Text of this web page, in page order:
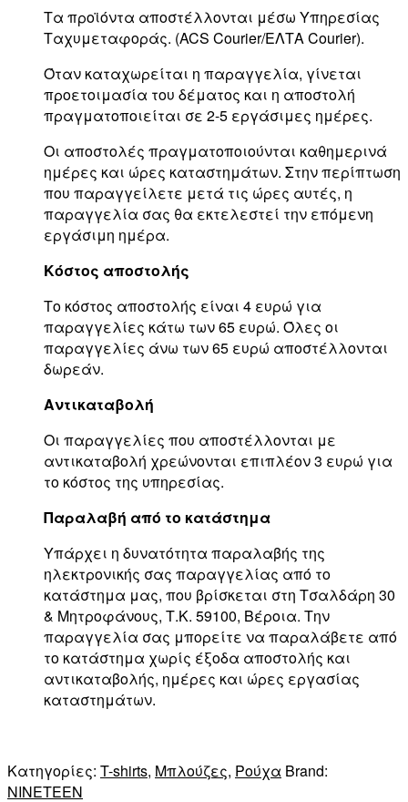
Τα προϊόντα αποστέλλονται μέσω Υπηρεσίας
Ταχυμεταφοράς. (ACS Courier/ΕΛΤΑ Courier).
Όταν καταχωρείται η παραγγελία, γίνεται
προετοιμασία του δέματος και η αποστολή
πραγματοποιείται σε 2-5 εργάσιμες ημέρες.
Οι αποστολές πραγματοποιούνται καθημερινά
ημέρες και ώρες καταστημάτων. Στην περίπτωση
που παραγγείλετε μετά τις ώρες αυτές, η
παραγγελία σας θα εκτελεστεί την επόμενη
εργάσιμη ημέρα.
Κόστος αποστολής
Το κόστος αποστολής είναι 4 ευρώ για
παραγγελίες κάτω των 65 ευρώ. Όλες οι
παραγγελίες άνω των 65 ευρώ αποστέλλονται
δωρεάν.
Αντικαταβολή
Οι παραγγελίες που αποστέλλονται με
αντικαταβολή χρεώνονται επιπλέον 3 ευρώ για
το κόστος της υπηρεσίας.
Παραλαβή από το κατάστημα
Υπάρχει η δυνατότητα παραλαβής της
ηλεκτρονικής σας παραγγελίας από το
κατάστημα μας, που βρίσκεται στη Τσαλδάρη 30
& Μητροφάνους, Τ.Κ. 59100, Βέροια. Την
παραγγελία σας μπορείτε να παραλάβετε από
το κατάστημα χωρίς έξοδα αποστολής και
αντικαταβολής, ημέρες και ώρες εργασίας
καταστημάτων.
Κατηγορίες: T-shirts, Μπλούζες, Ρούχα Brand:
NINETEEN